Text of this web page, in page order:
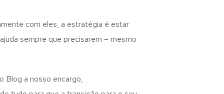
com eles, a estratégia é estar
sempre que precisarem – mesmo
Blog a nosso encargo,